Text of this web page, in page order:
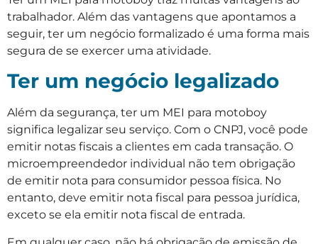
trabalhador. Além das vantagens que apontamos a
seguir, ter um negócio formalizado é uma forma mais
segura de se exercer uma atividade.
Ter um negócio legalizado
Além da segurança, ter um MEI para motoboy
significa legalizar seu serviço. Com o CNPJ, você pode
emitir notas fiscais a clientes em cada transação. O
microempreendedor individual não tem obrigação
de emitir nota para consumidor pessoa física. No
entanto, deve emitir nota fiscal para pessoa jurídica,
exceto se ela emitir nota fiscal de entrada.